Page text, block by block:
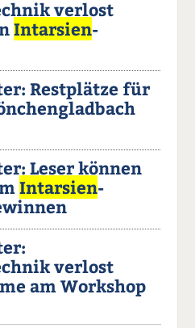
verlost
Intarsien-
Restplätze für
Leser können
Intarsien-
verlost
am Workshop